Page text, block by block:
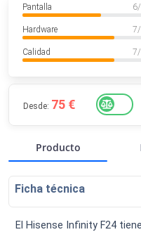
Luchinen
Uruguay
Hola me gustaría saber Si
Pantalla 6
Hardware 7
Calidad 7
Desde: 75 €
Producto
Ficha técnica
El Hisense Infinity F24
Descargas